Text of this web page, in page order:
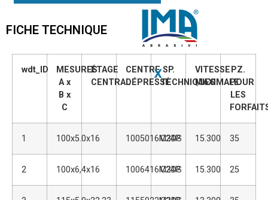
X
FICHE TECHNIQUE
wdt_ID
MESURES
A x
B x
C
ÉTAGE
CENTRAL
CENTRE
DÉPRESSÉ
SP.
TECHNIQUES
VITESSE
MAXIMALE
PZ.
POUR
LES
1 100x5.0x16 1005016M3DS
C24P 15.300 35
2 100x6,4x16 1006416M3DS
C24P 15.300 25